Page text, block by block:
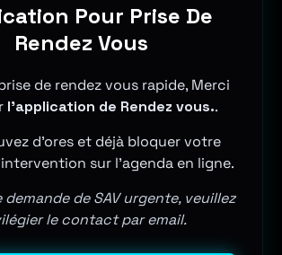
Pour Prise De
Rendez Vous
de rendez vous rapide, Merci
l'application de Rendez vous..
d'ores et déjà bloquer votre
sur l'agenda en ligne.
de SAV urgente, veuillez
le contact par email.